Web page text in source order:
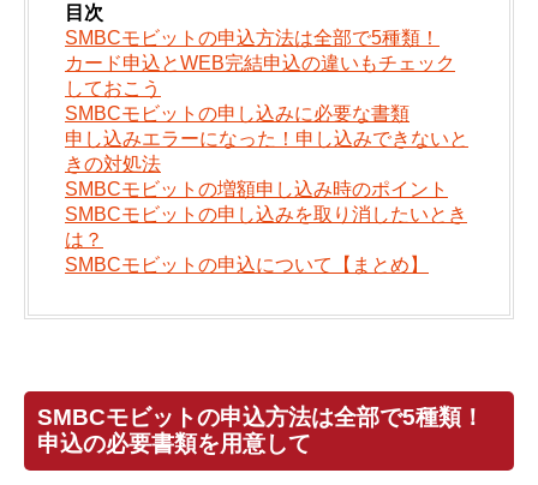
目次
SMBCモビットの申込方法は全部で5種類！
カード申込とWEB完結申込の違いもチェック
しておこう
SMBCモビットの申し込みに必要な書類
申し込みエラーになった！申し込みできないと
きの対処法
SMBCモビットの増額申し込み時のポイント
SMBCモビットの申し込みを取り消したいとき
は？
SMBCモビットの申込について【まとめ】
SMBCモビットの申込方法は全部で5種類！
申込の必要書類を用意して